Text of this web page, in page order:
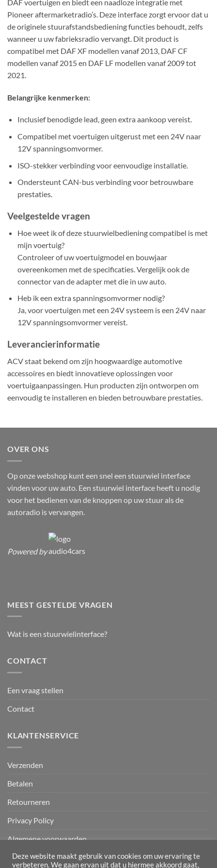
DAF voertuigen en biedt een naadloze integratie met
Pioneer aftermarketradio’s. Deze interface zorgt ervoor dat u
de originele stuurafstandsbediening functies behoudt, zelfs
wanneer u uw fabrieksradio vervangt. Dit product is
compatibel met DAF XF modellen vanaf 2013, DAF CF
modellen vanaf 2015 en DAF LF modellen vanaf 2009 tot
2021.
Belangrijke kenmerken:
Inclusief benodigde lead, geen extra aankoop vereist.
Compatibel met voertuigen uitgerust met een 24V naar
12V spanningsomvormer.
ISO-stekker verbinding voor eenvoudige installatie.
Ondersteunt CAN-bus verbinding voor betrouwbare
prestaties.
Veelgestelde vragen
Hoe weet ik of deze stuurwielbediening compatibel is met
mijn voertuig?
Controleer of uw voertuigmodel en bouwjaar
overeenkomen met de specificaties. Vergelijk ook de
connector van de adapter met die in uw auto.
Heb ik een extra spanningsomvormer nodig?
Ja, voor voertuigen met een 24V systeem is een 24V naar
12V spanningsomvormer vereist.
Leverancierinformatie
ACV staat bekend om zijn hoogwaardige automotive
accessoires en biedt innovatieve oplossingen voor
voertuigaanpassingen. Hun producten zijn ontworpen om
eenvoudig te installeren en bieden betrouwbare prestaties.
OVER ONS
Op onze webshop kunt een snel een stuurwiel interface
vinden voor uw auto. Een stuurwiel interface heeft u nodig
voor het bedienen van de knoppen op uw stuur als de
autoradio is vervangen.
Powered by
MEEST GESTELDE VRAGEN
Wat is een stuurwielinterface?
CONTACT
Een vraag stellen
Contact
KLANTENSERVICE
Verzenden
Betalen
Retourneren
Privacy Policy
Algemene voorwaarden
Deze website maakt gebruik van cookies om uw ervaring te
verbeteren. We gaan ervan uit dat u hiermee akkoord gaat,